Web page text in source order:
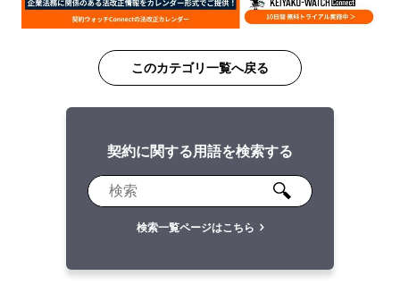
このカテゴリ一覧へ戻る
契約に関する用語を検索する
検索一覧ページはこちら